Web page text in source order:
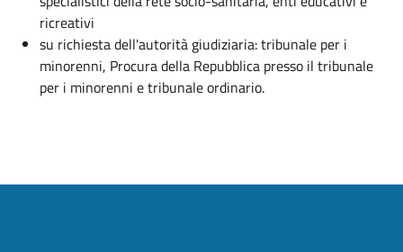
ricreativi
su richiesta dell'autorità giudiziaria: tribunale per i
minorenni, Procura della Repubblica presso il tribunale
per i minorenni e tribunale ordinario.